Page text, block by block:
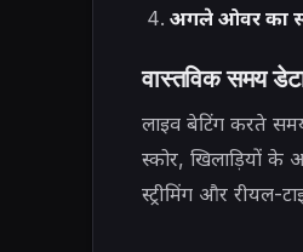
अगले ओवर का
वास्तविक समय
लाइव बेटिंग करते
स्कोर, खिलाड़ियों के
स्ट्रीमिंग और रीयल-